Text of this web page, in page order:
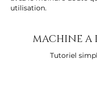
utilisation.
MACHINE A
Tutoriel